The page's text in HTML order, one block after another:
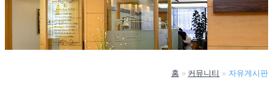
홈 커뮤니티 자유게시판